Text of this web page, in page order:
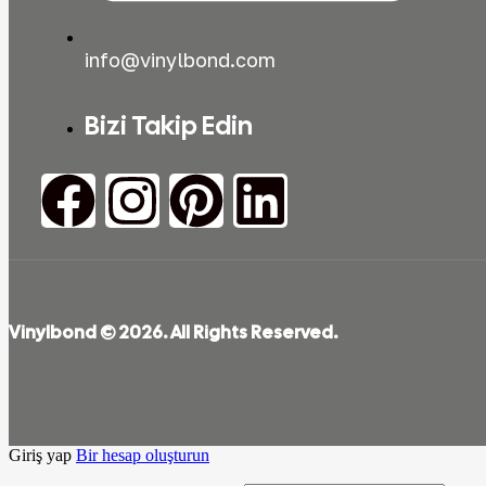
info@vinylbond.com
Bizi Takip Edin
Vinylbond © 2026. All Rights Reserved.
Giriş yap Bir hesap oluşturun